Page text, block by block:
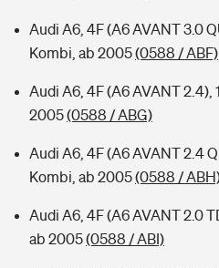
Audi A6, 4F (A6 AVANT 3.0
Kombi, ab 2005(0588 / ABF)
Audi A6, 4F (A6 AVANT 2.4),
2005(0588 / ABG)
Audi A6, 4F (A6 AVANT 2.4
Kombi, ab 2005(0588 /
Audi A6, 4F (A6 AVANT 2.0
ab 2005(0588 / ABI)